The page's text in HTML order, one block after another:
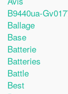
B9440ua-
Ballage
Base
Batterie
Batteries
Battle
Best